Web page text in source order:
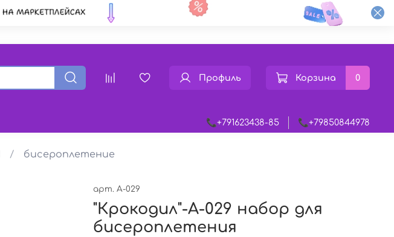
Профиль Корзина 0
📞+791623438-85 📞+79850844978
бисероплетение
арт. А-029
"Крокодил"-А-029 набор для
бисероплетения